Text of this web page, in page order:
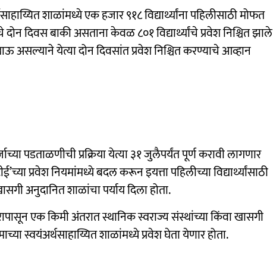
शाळांमध्ये एक हजार ९१८ विद्यार्थ्यांना पहिलीसाठी मोफत
दिवस बाकी असताना केवळ ८०१ विद्यार्थ्यांचे प्रवेश निश्चित झाले
असल्याने येत्या दोन दिवसांत प्रवेश निश्चित करण्याचे आव्हान
पडताळणीची प्रक्रिया येत्या ३१ जुलैपर्यंत पूर्ण करावी लागणार
प्रवेश नियमांमध्ये बदल करून इयत्ता पहिलीच्या विद्यार्थ्यांसाठी
अनुदानित शाळांचा पर्याय दिला होता.
घरापासून एक किमी अंतरात स्थानिक स्वराज्य संस्थांच्या किंवा खासगी
स्वयंअर्थसाहाय्यित शाळांमध्ये प्रवेश घेता येणार होता.